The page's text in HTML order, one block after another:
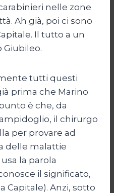
nelle zone
Ah già, poi ci sono
Il tutto a un
Giubileo.
tutti questi
prima che Marino
è che, da
il chirurgo
per provare ad
delle malattie
la parola
il significato,
Capitale). Anzi, sotto